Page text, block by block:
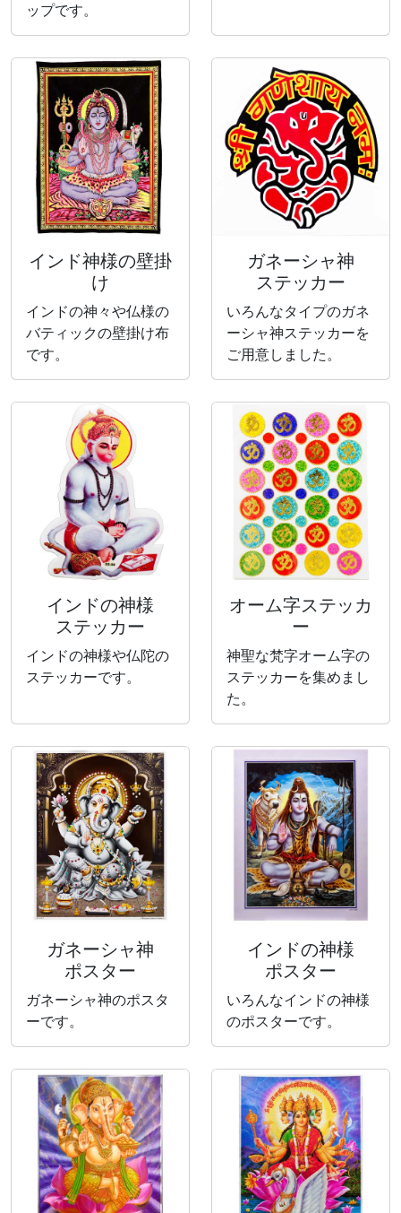
ップです。
インド神様の壁掛
け
インドの神々や仏様の
バティックの壁掛け布
です。
ガネーシャ神
ステッカー
いろんなタイプのガネ
ーシャ神ステッカーを
ご用意しました。
インドの神様
ステッカー
インドの神様や仏陀の
ステッカーです。
オーム字ステッカ
ー
神聖な梵字オーム字の
ステッカーを集めまし
た。
ガネーシャ神
ポスター
ガネーシャ神のポスタ
ーです。
インドの神様
ポスター
いろんなインドの神様
のポスターです。